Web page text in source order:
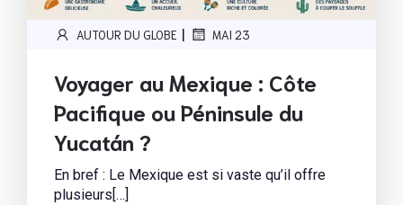
AUTOUR DU GLOBE | MAI 23
Voyager au Mexique : Côte
Pacifique ou Péninsule du
Yucatán ?
En bref : Le Mexique est si vaste qu’il offre
plusieurs[…]